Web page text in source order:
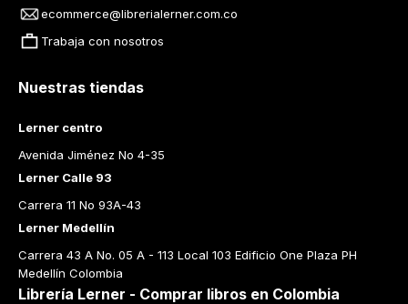
ecommerce@librerialerner.com.co
Trabaja con nosotros
Nuestras tiendas
Lerner centro
Avenida Jiménez No 4-35
Lerner Calle 93
Carrera 11 No 93A-43
Lerner Medellín
Carrera 43 A No. 05 A - 113 Local 103 Edificio One Plaza PH
Medellín Colombia
Librería Lerner - Comprar libros en Colombia